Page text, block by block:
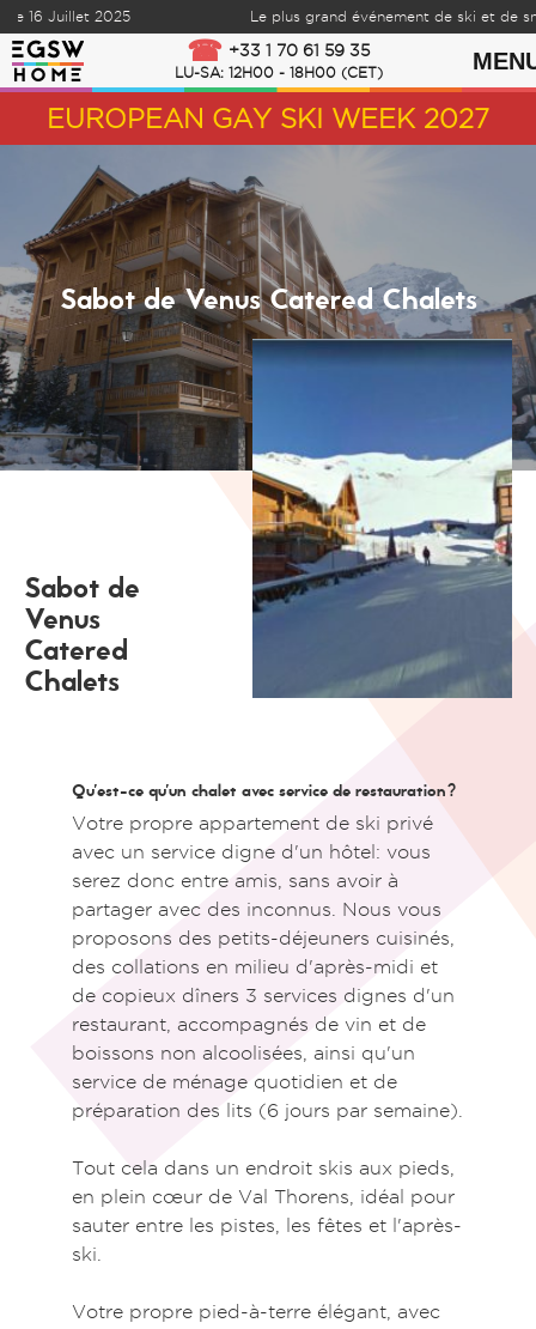
Juillet 2025 Le plus grand événement de ski et de
Skip to content +33 1 70 61 59 35
LU-SA: 12H00 - 18H00 (CET)
EUROPEAN GAY SKI WEEK 2027
Sabot de Venus Catered Chalets
Sabot de
Venus
Catered
Chalets
Qu'est-ce qu'un chalet avec service de restauration?
Votre propre appartement de ski privé
avec un service digne d'un hôtel: vous
serez donc entre amis, sans avoir à
partager avec des inconnus. Nous vous
proposons des petits-déjeuners cuisinés,
des collations en milieu d'après-midi et
de copieux dîners 3 services dignes d'un
restaurant, accompagnés de vin et de
boissons non alcoolisées, ainsi qu'un
service de ménage quotidien et de
préparation des lits (6 jours par semaine).
Tout cela dans un endroit skis aux pieds,
en plein cœur de Val Thorens, idéal pour
sauter entre les pistes, les fêtes et l'après-
ski.
Votre propre pied-à-terre élégant, avec